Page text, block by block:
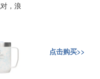
，浪
点击购买>>